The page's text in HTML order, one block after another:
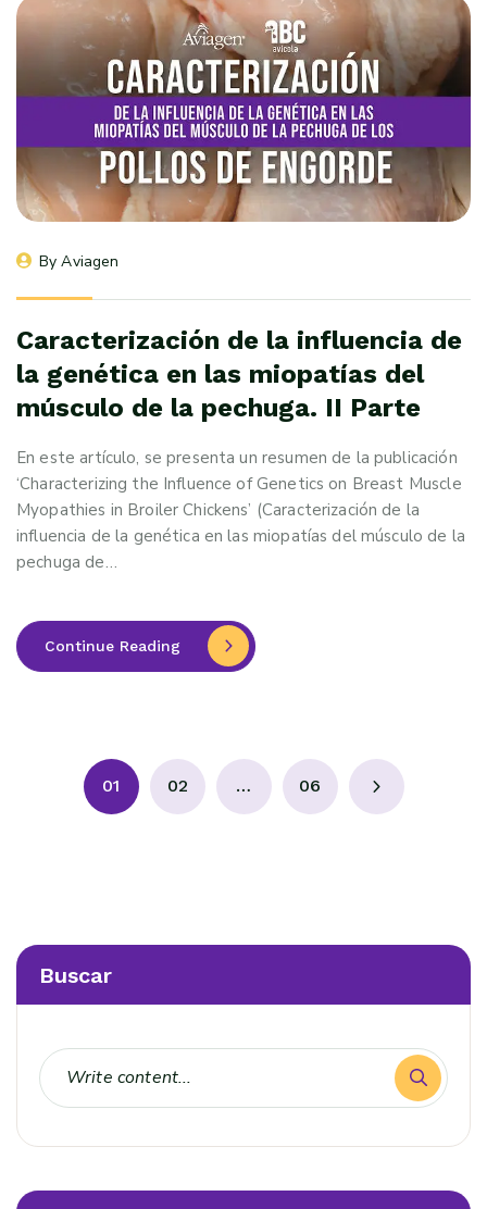
By Aviagen
Caracterización de la influencia de
la genética en las miopatías del
músculo de la pechuga. II Parte
En este artículo, se presenta un resumen de la publicación
‘Characterizing the Influence of Genetics on Breast Muscle
Myopathies in Broiler Chickens’ (Caracterización de la
influencia de la genética en las miopatías del músculo de la
pechuga de…
Continue Reading
01 02 … 06
Buscar